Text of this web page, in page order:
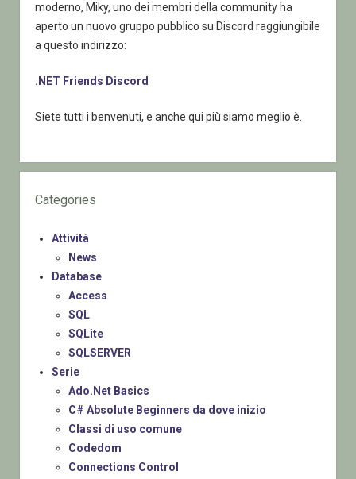
moderno, Miky, uno dei membri della community ha
aperto un nuovo gruppo pubblico su Discord raggiungibile
a questo indirizzo:
.NET Friends Discord
Siete tutti i benvenuti, e anche qui più siamo meglio è.
Categories
Attività
News
Database
Access
SQL
SQLite
SQLSERVER
Serie
Ado.Net Basics
C# Absolute Beginners da dove inizio
Classi di uso comune
Codedom
Connections Control